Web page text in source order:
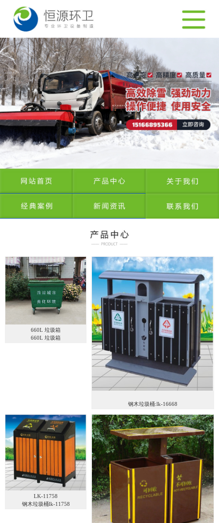
660L 垃圾箱
660L 垃圾箱
钢木垃圾桶:lk-16668
LK-11758
钢木垃圾桶lk-11758